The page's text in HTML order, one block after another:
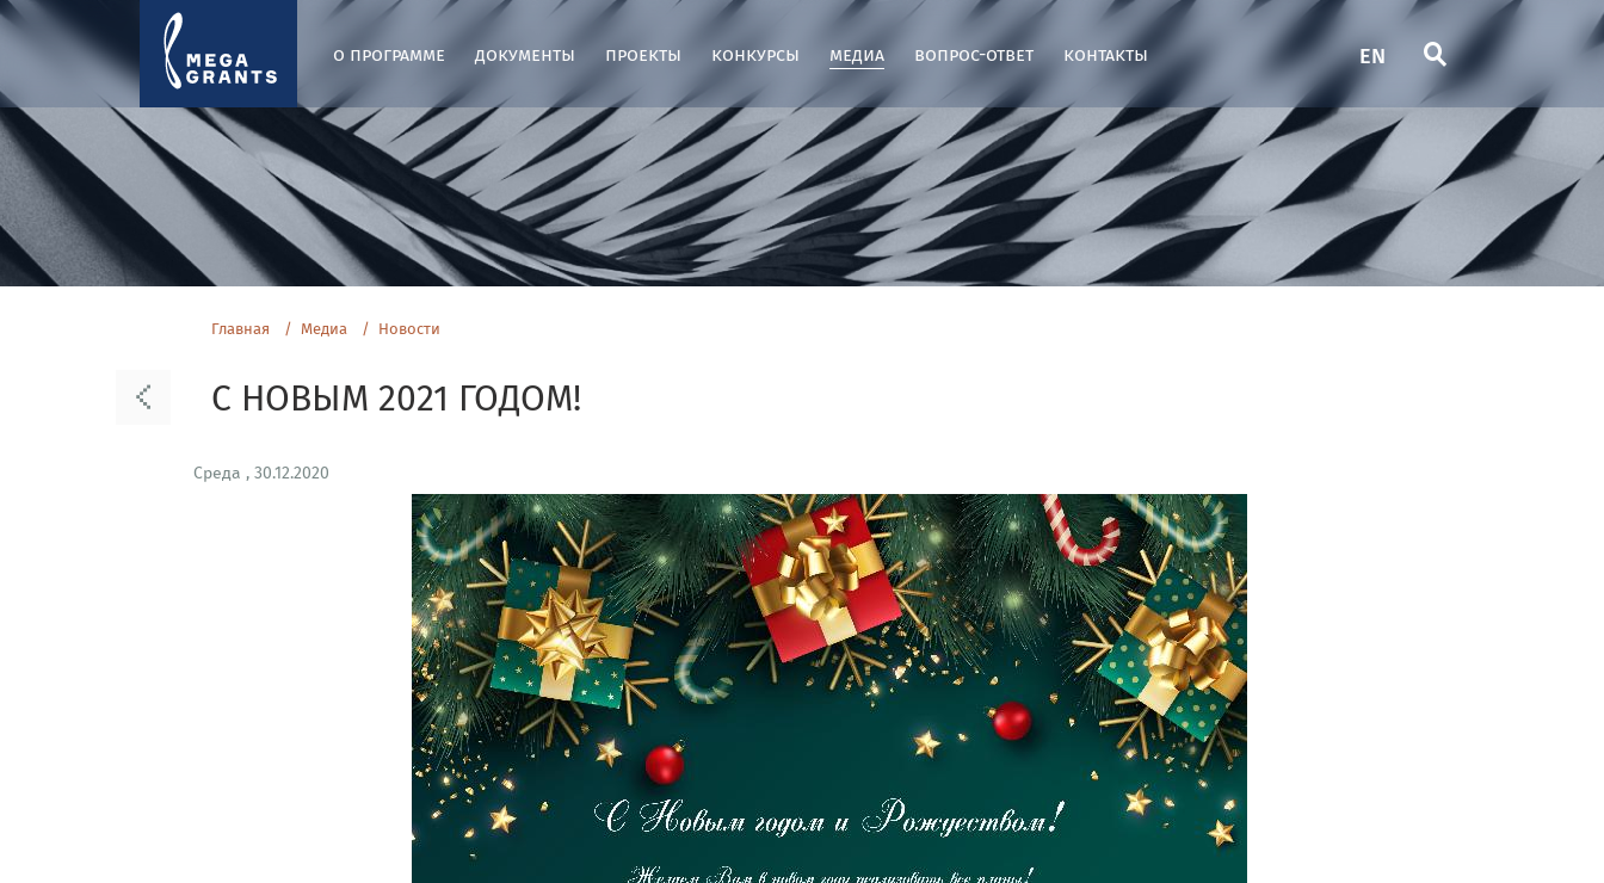
о программе документы проекты конкурсы медиа вопрос-ответ контакты EN
Главная Медиа Новости
С НОВЫМ 2021 ГОДОМ!
Среда , 30.12.2020